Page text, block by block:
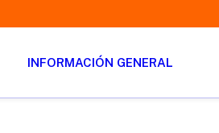
INFORMACIÓN GENERAL